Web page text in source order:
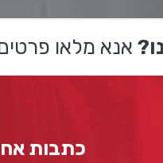
אנא מלאו
כתבות